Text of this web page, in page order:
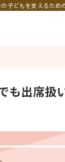
子どもを支えるため
も出席扱